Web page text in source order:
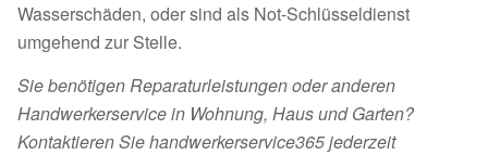
Wasserschäden, oder sind als Not-Schlüsseldienst
umgehend zur Stelle.
Sie benötigen Reparaturleistungen oder anderen
Handwerkerservice in Wohnung, Haus und Garten?
Kontaktieren Sie handwerkerservice365 jederzeit